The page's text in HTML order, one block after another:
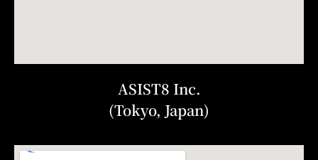
ASIST8 Inc.
(Tokyo, Japan)